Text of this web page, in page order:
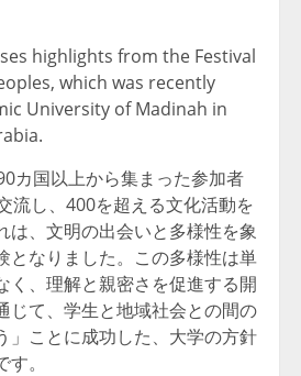
highlights from the Festival
which was recently
University of Madinah in
カ国以上から集まった参加者
流し、400を超える文化活動を
は、文明の出会いと多様性を象
となりました。この多様性は単
く、理解と親密さを促進する開
じて、学生と地域社会との間の
」ことに成功した、大学の方針
。